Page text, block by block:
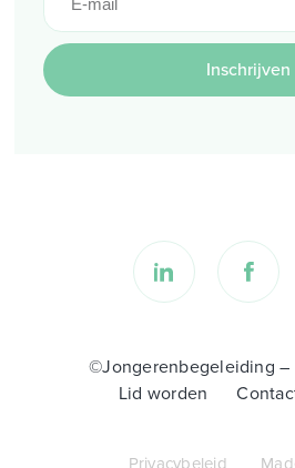
Inschrijven
©Jongerenbegeleiding –
Lid worden